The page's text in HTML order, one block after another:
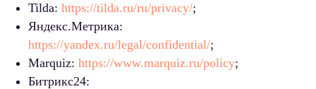
Tilda: https://tilda.ru/ru/privacy/;
Яндекс.Метрика:
https://yandex.ru/legal/confidential/;
Marquiz: https://www.marquiz.ru/policy;
Битрикс24: